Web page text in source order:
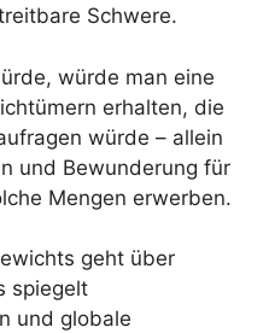
Schwere.
würde man eine
erhalten, die
würde – allein
und Bewunderung für
Mengen erwerben.
geht über
spiegelt
und globale